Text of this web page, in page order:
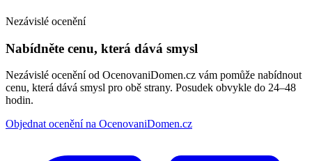
Nezávislé ocenění
Nabídněte cenu, která dává smysl
Nezávislé ocenění od OcenovaniDomen.cz vám pomůže nabídnout
cenu, která dává smysl pro obě strany. Posudek obvykle do 24–48
hodin.
Objednat ocenění na OcenovaniDomen.cz